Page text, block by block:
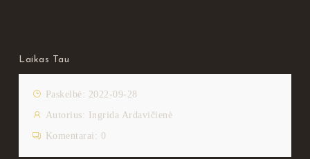
Laikas Tau
Paskelbė: 2022-09-28
Autorius: Ingrida Ardavičienė
Komentarai: 0